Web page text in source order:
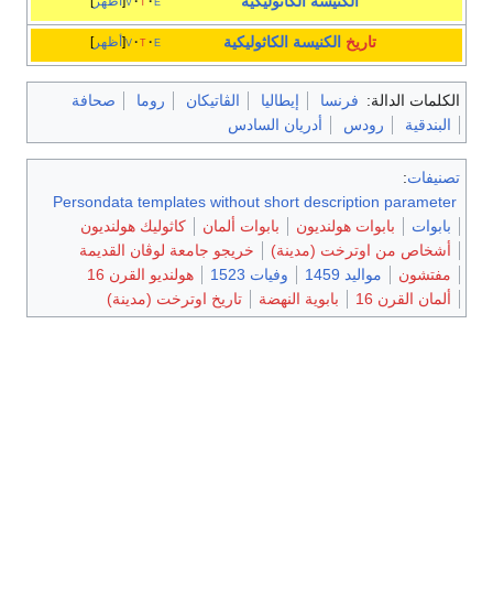
أظهر v t e تاريخ الكنيسة الكاثوليكية
الكلمات الدالة: فرنسا إيطاليا الڤاتيكان روما
صحافة
البندقية
رودس أدريان السادس
تصنيفات:
Persondata templates without short description parameter
بابوات
بابوات هولنديون بابوات ألمان
كاثوليك هولنديون
أشخاص من اوترخت (مدينة)
خريجو جامعة لوڤان القديمة
مفتشون
مواليد 1459 وفيات 1523
هولنديو القرن 16
ألمان القرن 16
بابوية النهضة تاريخ اوترخت (مدينة)